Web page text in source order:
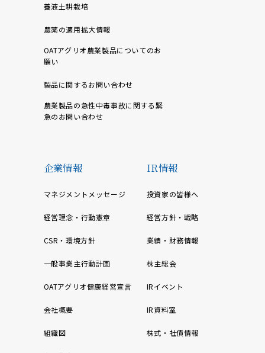
養液土耕栽培
農薬の適用拡大情報
OATアグリオ農業製品についてのお
願い
製品に関するお問い合わせ
農業製品の急性中毒事故に関する緊
急のお問い合わせ
企業情報
マネジメントメッセージ
経営理念・行動憲章
CSR・環境方針
一般事業主行動計画
OATアグリオ健康経営宣言
会社概要
組織図
IR情報
投資家の皆様へ
経営方針・戦略
業績・財務情報
株主総会
IRイベント
IR資料室
株式・社債情報